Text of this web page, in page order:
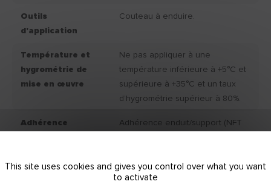
Outils
d'application
Couteau à enduire.
Température et
hygrométrie de
mise en œuvre
Ne pas appliquer à une
température inférieure à +5°C et
supérieure à +35°C et un taux
d’hygrométrie supérieur à 80%.
Adhérence
Adhérence enduit/support (NFT
Consommation
200.00
This site uses cookies and gives you control over what you want
to activate